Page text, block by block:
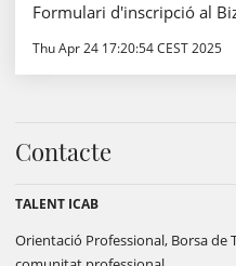
Formulari d'inscripció al
Thu Apr 24 17:20:54 CEST 2025
Contacte
TALENT ICAB
Orientació Professional, Borsa de